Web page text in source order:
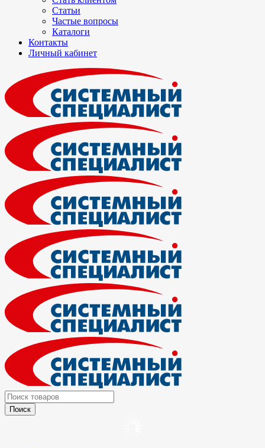
Статьи
Частые вопросы
Каталоги
Контакты
Личный кабинет